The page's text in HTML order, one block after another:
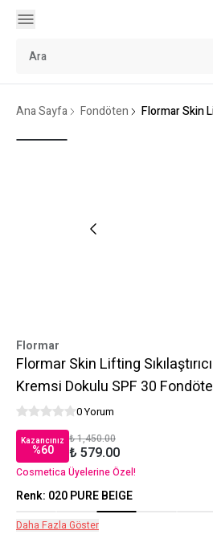
Ana Sayfa Fondöten Flormar Skin
Flormar
Flormar Skin Lifting
Kremsi Dokulu SPF 30
0 Yorum
Kazancınız
%60
₺ 1,450.00
₺ 579.00
Cosmetica Üyelerine Özel!
Renk: 020 PURE BEIGE
Daha Fazla Göster